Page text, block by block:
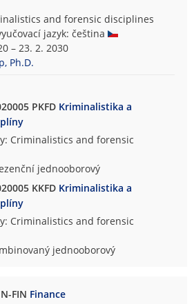
and forensic disciplines
jazyk: čeština
– 23. 2. 2030
Ph.D.
PKFD Kriminalistika a
Criminalistics and forensic
jednooborový
KKFD Kriminalistika a
Criminalistics and forensic
jednooborový
FIN Finance